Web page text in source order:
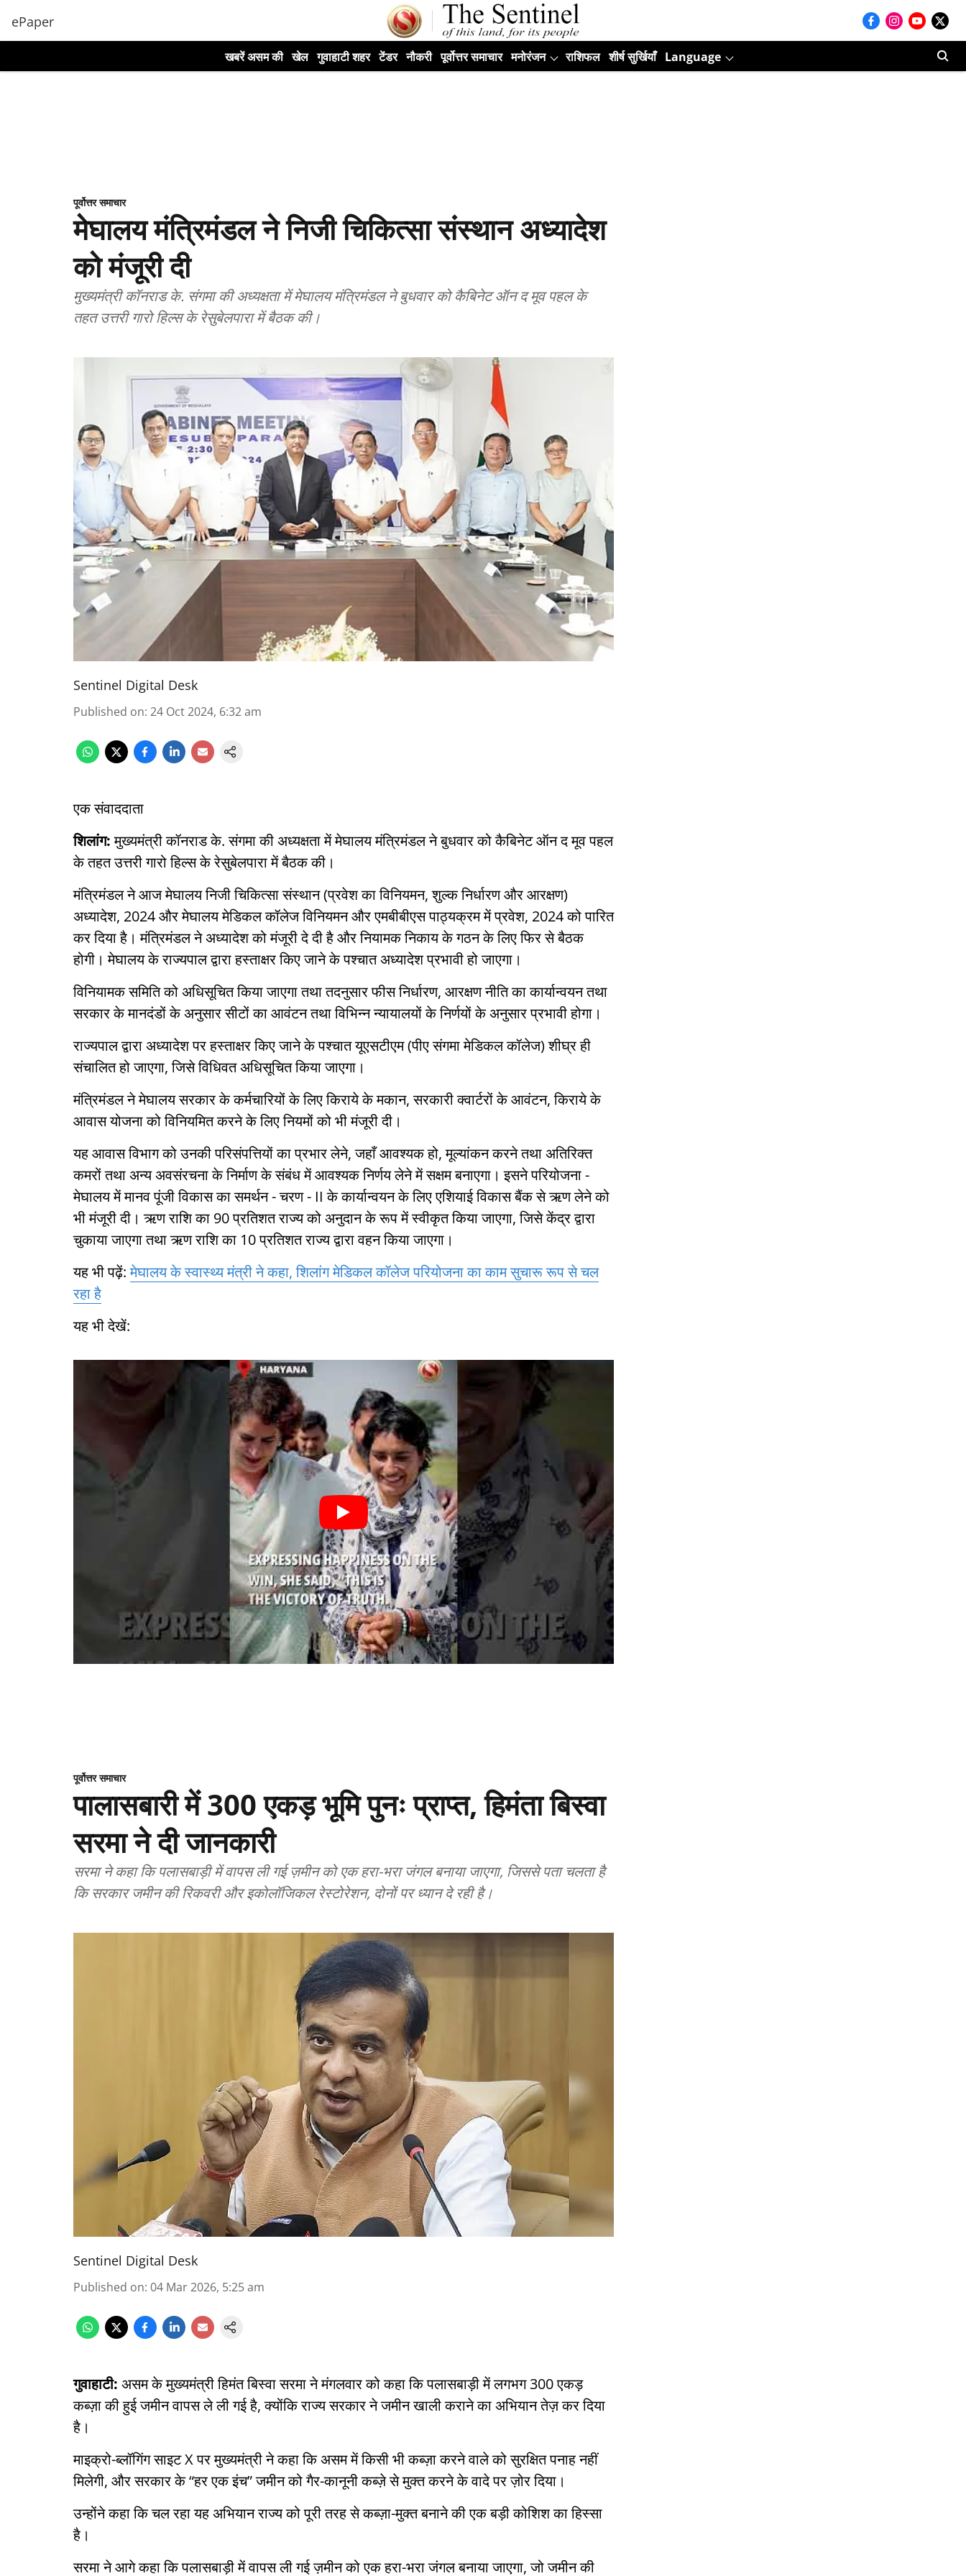
ePaper
खबरें असम की खेल गुवाहाटी शहर टेंडर नौकरी पूर्वोत्तर समाचार मनोरंजन राशिफल शीर्ष सुर्खियाँ Language
पूर्वोत्तर समाचार
मेघालय मंत्रिमंडल ने निजी चिकित्सा संस्थान अध्यादेश
को मंजूरी दी
मुख्यमंत्री कॉनराड के. संगमा की अध्यक्षता में मेघालय मंत्रिमंडल ने बुधवार को कैबिनेट ऑन द मूव पहल के
तहत उत्तरी गारो हिल्स के रेसुबेलपारा में बैठक की।
Sentinel Digital Desk
Published on: 24 Oct 2024, 6:32 am
एक संवाददाता
शिलांग:मुख्यमंत्री कॉनराड के. संगमा की अध्यक्षता में मेघालय मंत्रिमंडल ने बुधवार को कैबिनेट ऑन द मूव पहल
के तहत उत्तरी गारो हिल्स के रेसुबेलपारा में बैठक की।
मंत्रिमंडल ने आज मेघालय निजी चिकित्सा संस्थान (प्रवेश का विनियमन, शुल्क निर्धारण और आरक्षण)
अध्यादेश, 2024 और मेघालय मेडिकल कॉलेज विनियमन और एमबीबीएस पाठ्यक्रम में प्रवेश, 2024 को पारित
कर दिया है। मंत्रिमंडल ने अध्यादेश को मंजूरी दे दी है और नियामक निकाय के गठन के लिए फिर से बैठक
होगी। मेघालय के राज्यपाल द्वारा हस्ताक्षर किए जाने के पश्चात अध्यादेश प्रभावी हो जाएगा।
विनियामक समिति को अधिसूचित किया जाएगा तथा तदनुसार फीस निर्धारण, आरक्षण नीति का कार्यान्वयन तथा
सरकार के मानदंडों के अनुसार सीटों का आवंटन तथा विभिन्न न्यायालयों के निर्णयों के अनुसार प्रभावी होगा।
राज्यपाल द्वारा अध्यादेश पर हस्ताक्षर किए जाने के पश्चात यूएसटीएम (पीए संगमा मेडिकल कॉलेज) शीघ्र ही
संचालित हो जाएगा, जिसे विधिवत अधिसूचित किया जाएगा।
मंत्रिमंडल ने मेघालय सरकार के कर्मचारियों के लिए किराये के मकान, सरकारी क्वार्टरों के आवंटन, किराये के
आवास योजना को विनियमित करने के लिए नियमों को भी मंजूरी दी।
यह आवास विभाग को उनकी परिसंपत्तियों का प्रभार लेने, जहाँ आवश्यक हो, मूल्यांकन करने तथा अतिरिक्त
कमरों तथा अन्य अवसंरचना के निर्माण के संबंध में आवश्यक निर्णय लेने में सक्षम बनाएगा। इसने परियोजना -
मेघालय में मानव पूंजी विकास का समर्थन - चरण - II के कार्यान्वयन के लिए एशियाई विकास बैंक से ऋण लेने को
भी मंजूरी दी। ऋण राशि का 90 प्रतिशत राज्य को अनुदान के रूप में स्वीकृत किया जाएगा, जिसे केंद्र द्वारा
चुकाया जाएगा तथा ऋण राशि का 10 प्रतिशत राज्य द्वारा वहन किया जाएगा।
यह भी पढ़ें:मेघालय के स्वास्थ्य मंत्री ने कहा, शिलांग मेडिकल कॉलेज परियोजना का काम सुचारू रूप से चल
रहा है
यह भी देखें:
पूर्वोत्तर समाचार
पालासबारी में 300 एकड़ भूमि पुनः प्राप्त, हिमंता बिस्वा
सरमा ने दी जानकारी
सरमा ने कहा कि पलासबाड़ी में वापस ली गई ज़मीन को एक हरा-भरा जंगल बनाया जाएगा, जिससे पता चलता है
कि सरकार जमीन की रिकवरी और इकोलॉजिकल रेस्टोरेशन, दोनों पर ध्यान दे रही है।
Sentinel Digital Desk
Published on: 04 Mar 2026, 5:25 am
गुवाहाटी: असम के मुख्यमंत्री हिमंत बिस्वा सरमा ने मंगलवार को कहा कि पलासबाड़ी में लगभग 300 एकड़
कब्ज़ा की हुई जमीन वापस ले ली गई है, क्योंकि राज्य सरकार ने जमीन खाली कराने का अभियान तेज़ कर दिया
है।
माइक्रो-ब्लॉगिंग साइट X पर मुख्यमंत्री ने कहा कि असम में किसी भी कब्ज़ा करने वाले को सुरक्षित पनाह नहीं
मिलेगी, और सरकार के “हर एक इंच” जमीन को गैर-कानूनी कब्ज़े से मुक्त करने के वादे पर ज़ोर दिया।
उन्होंने कहा कि चल रहा यह अभियान राज्य को पूरी तरह से कब्ज़ा-मुक्त बनाने की एक बड़ी कोशिश का हिस्सा
है।
सरमा ने आगे कहा कि पलासबाड़ी में वापस ली गई ज़मीन को एक हरा-भरा जंगल बनाया जाएगा, जो जमीन की